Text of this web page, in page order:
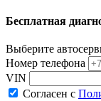
Бесплатная
Выберите
Номер телефона
VIN
Согласен с